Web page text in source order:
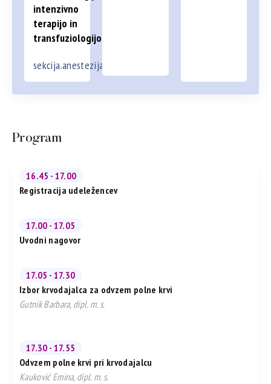
intenzivno
terapijo in
transfuziologijo
sekcija.anestezija1@gmail.com
Program
16.45 - 17.00
Registracija udeležencev
17.00 - 17.05
Uvodni nagovor
17.05 - 17.30
Izbor krvodajalca za odvzem polne krvi
Gutnik Barbara, dipl. m. s.
17.30 - 17.55
Odvzem polne krvi pri krvodajalcu
Kauković Emina, dipl. m. s.